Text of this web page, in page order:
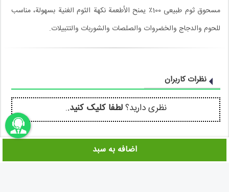
اضافه به سبد
مسحوق ثوم طبیعی 100٪ یمنح الأطعمة نکهة الثوم الغنیة بسهولة، مناسب
للحوم والدجاج والخضروات والصلصات والشوربات والتتبیلات.
نظرات کاربران
نظری دارید؟لطفا کلیک کنید..